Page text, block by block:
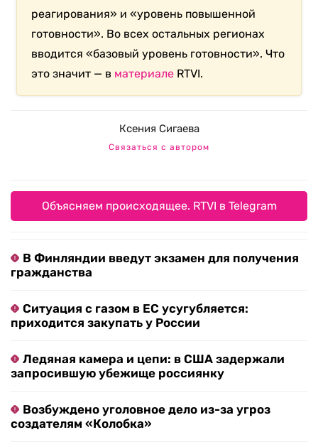
реагирования» и «уровень повышенной
готовности». Во всех остальных регионах
вводится «базовый уровень готовности». Что
это значит — в материале RTVI.
Ксения Сигаева
Связаться с автором
Объясняем происходящее. RTVI в Telegram
В Финляндии введут экзамен для получения
гражданства
Ситуация с газом в ЕС усугубляется:
приходится закупать у России
Ледяная камера и цепи: в США задержали
запросившую убежище россиянку
Возбуждено уголовное дело из-за угроз
создателям «Колобка»